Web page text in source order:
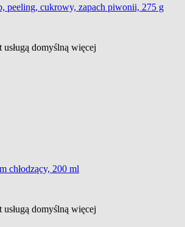
peeling, cukrowy, zapach piwonii, 275 g
domyślną więcej
chłodzący, 200 ml
domyślną więcej